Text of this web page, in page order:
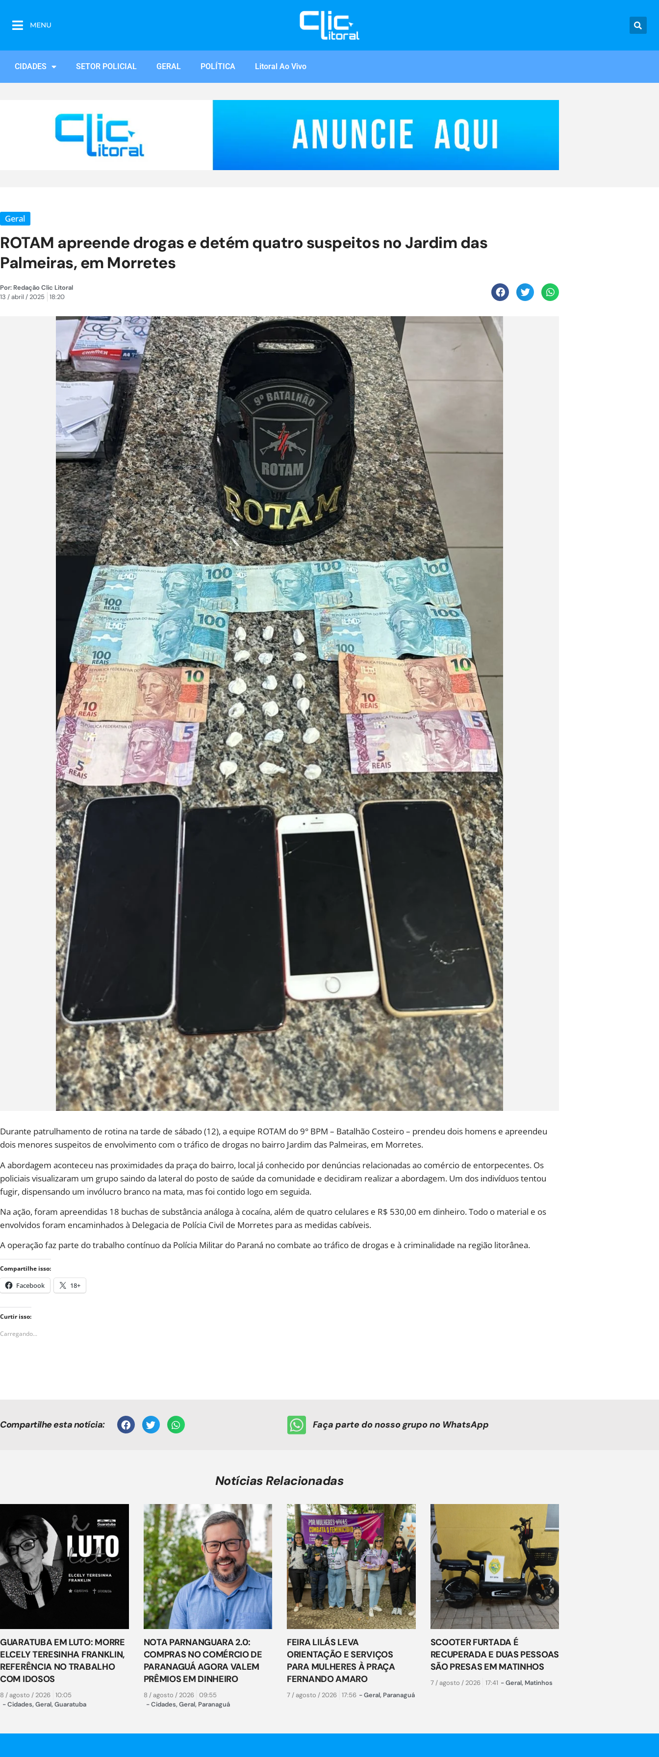
MENU
CIDADES SETOR POLICIAL GERAL POLÍTICA Litoral Ao Vivo
Geral
ROTAM apreende drogas e detém quatro suspeitos no Jardim das
Palmeiras, em Morretes
Por: Redação Clic Litoral
13 / abril / 2025
18:20
Durante patrulhamento de rotina na tarde de sábado (12), a equipe ROTAM do 9° BPM – Batalhão Costeiro – prendeu dois homens e apreendeu
dois menores suspeitos de envolvimento com o tráfico de drogas no bairro Jardim das Palmeiras, em Morretes.
A abordagem aconteceu nas proximidades da praça do bairro, local já conhecido por denúncias relacionadas ao comércio de entorpecentes. Os
policiais visualizaram um grupo saindo da lateral do posto de saúde da comunidade e decidiram realizar a abordagem. Um dos indivíduos tentou
fugir, dispensando um invólucro branco na mata, mas foi contido logo em seguida.
Na ação, foram apreendidas 18 buchas de substância análoga à cocaína, além de quatro celulares e R$ 530,00 em dinheiro. Todo o material e os
envolvidos foram encaminhados à Delegacia de Polícia Civil de Morretes para as medidas cabíveis.
A operação faz parte do trabalho contínuo da Polícia Militar do Paraná no combate ao tráfico de drogas e à criminalidade na região litorânea.
Compartilhe isso:
Facebook 18+
Curtir isso:
Carregando...
Compartilhe esta notícia: Faça parte do nosso grupo no WhatsApp
Notícias Relacionadas
GUARATUBA EM LUTO: MORRE
ELCELY TERESINHA FRANKLIN,
REFERÊNCIA NO TRABALHO
COM IDOSOS
8 / agosto / 2026 10:05
-Cidades,Geral,Guaratuba
NOTA PARNANGUARA 2.0:
COMPRAS NO COMÉRCIO DE
PARANAGUÁ AGORA VALEM
PRÊMIOS EM DINHEIRO
8 / agosto / 2026
09:55
-Cidades,Geral, Paranaguá
FEIRA LILÁS LEVA
ORIENTAÇÃO E SERVIÇOS
PARA MULHERES À PRAÇA
FERNANDO AMARO
7 / agosto / 2026 17:56 -Geral, Paranaguá
SCOOTER FURTADA É
RECUPERADA E DUAS PESSOAS
SÃO PRESAS EM MATINHOS
7 / agosto / 2026 17:41 -Geral, Matinhos